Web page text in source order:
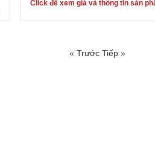
Click để xem giá và thông tin sản
« Trước Tiếp »